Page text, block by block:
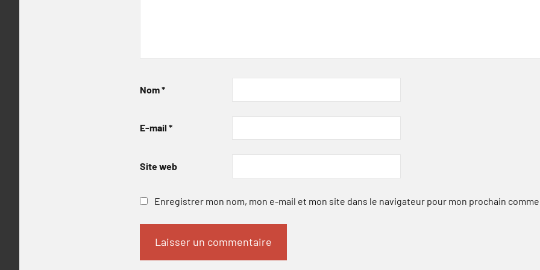
Nom*
E-mail *
Site web
Enregistrer mon nom, mon e-mail et mon site dans le navigateur pour mon prochain